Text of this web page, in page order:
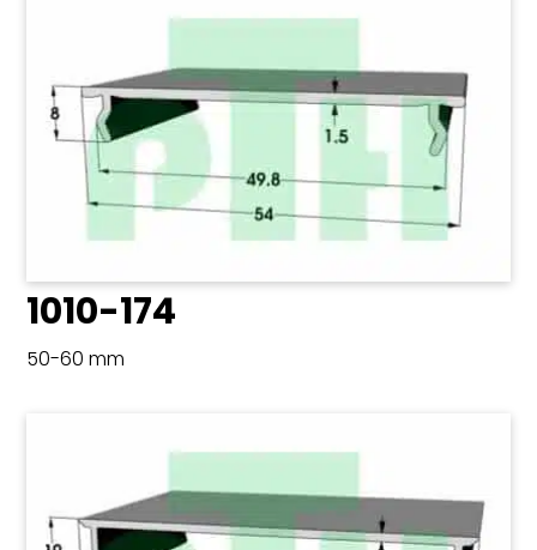
1010-174
50-60 mm